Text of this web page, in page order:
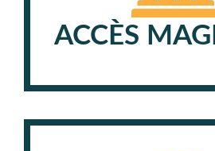
ACCÈS